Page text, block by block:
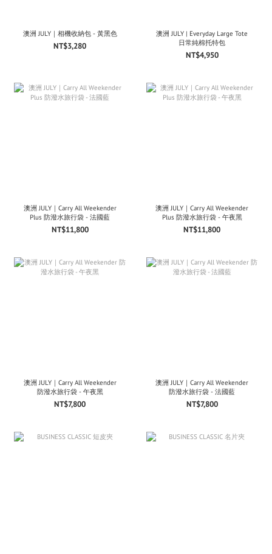
澳洲 JULY｜相機收納包 - 黃黑色
NT$3,280
澳洲 JULY | Everyday Large Tote
日常純棉托特包
NT$4,950
澳洲 JULY｜Carry All Weekender
Plus 防潑水旅行袋 - 法國藍
NT$11,800
澳洲 JULY｜Carry All Weekender
Plus 防潑水旅行袋 - 午夜黑
NT$11,800
澳洲 JULY｜Carry All Weekender
防潑水旅行袋 - 午夜黑
NT$7,800
澳洲 JULY｜Carry All Weekender
防潑水旅行袋 - 法國藍
NT$7,800